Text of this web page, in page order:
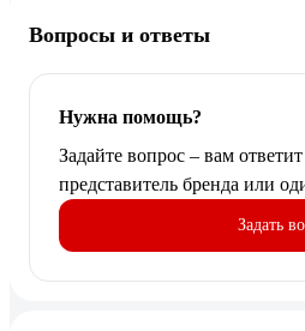
Вопросы и ответы
Нужна помощь?
Задайте вопрос – вам
представитель бренда или
Задать